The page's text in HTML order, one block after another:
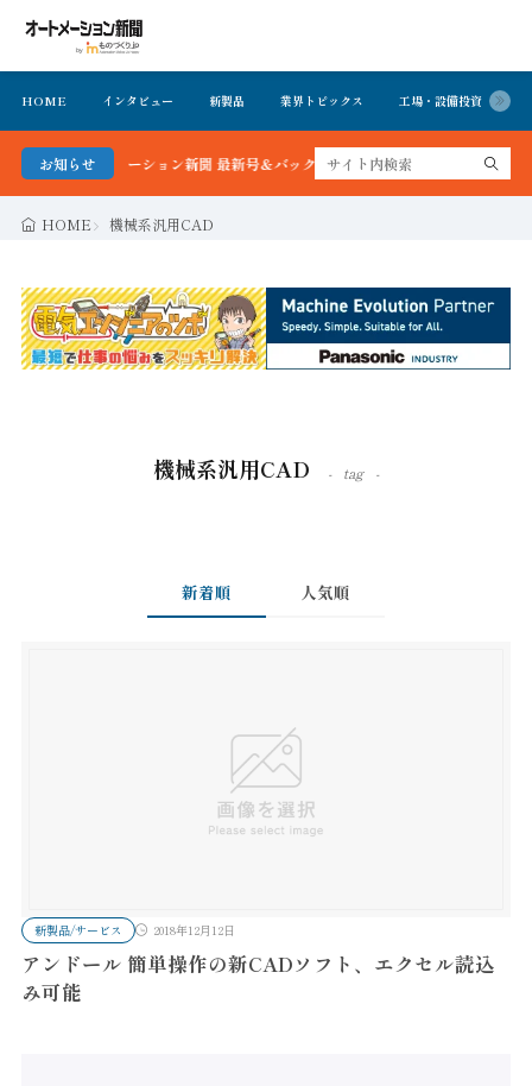
HOME インタビュー 新製品 業界トピックス 工場・設備投資
お知らせ
！オートメーション新聞 最新号＆バックナンバーを無料で公開中 詳細はこちら
HOME 機械系汎用CAD
機械系汎用CAD tag
新着順 人気順
新製品/サービス 2018年12月12日
アンドール 簡単操作の新CADソフト、エクセル読込
み可能